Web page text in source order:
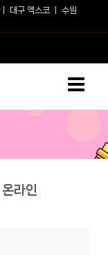
ㅣ 대구 엑스코
수원
라인